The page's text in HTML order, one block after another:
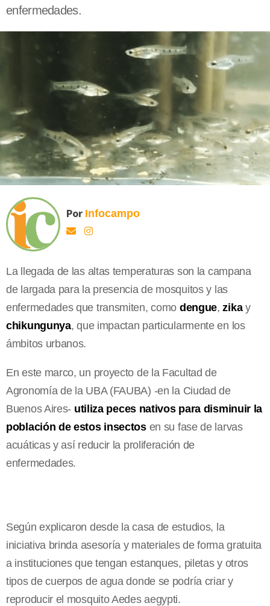
enfermedades.
Por Infocampo
La llegada de las altas temperaturas son la campana
de largada para la presencia de mosquitos y las
enfermedades que transmiten, como dengue,zikay
chikungunya, que impactan particularmente en los
ámbitos urbanos.
En este marco, un proyecto de la Facultad de
Agronomía de la UBA (FAUBA) -en la Ciudad de
Buenos Aires- utiliza peces nativos para disminuir la
población de estos insectosen su fase de larvas
acuáticas y así reducir la proliferación de
enfermedades.
Según explicaron desde la casa de estudios, la
iniciativa brinda asesoría y materiales de forma gratuita
a instituciones que tengan estanques, piletas y otros
tipos de cuerpos de agua donde se podría criar y
reproducir el mosquito Aedes aegypti.